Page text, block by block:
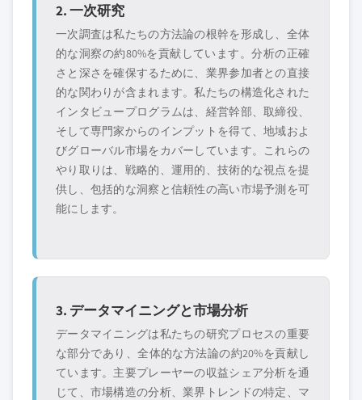
2. 一次研究
一次調査は私たちの方法論の根幹を形成し、全体
的な洞察の約80%を貢献しています。分析の正確
さと深さを確保するために、業界参加者との直接
的な関わりが含まれます。私たちの構造化された
インタビュープログラムは、経営幹部、取締役、
そして専門家からのインプットを得て、地域およ
びグローバル市場をカバーしています。これらの
やり取りは、戦略的、運用的、技術的な視点を提
供し、包括的な洞察と信頼性の高い市場予測を可
能にします。
3. データマイニングと市場分析
データマイニングは私たちの研究プロセスの重要
な部分であり、全体的な方法論の約20%を貢献し
ています。主要プレーヤーの収益シェア分析を通
じて、市場構造の分析、業界トレンドの特定、マ